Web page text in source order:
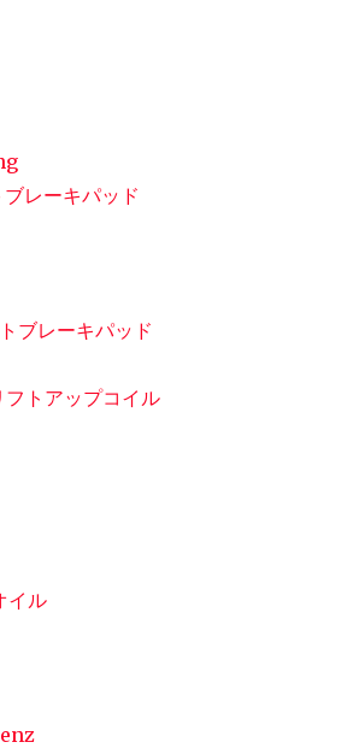
レーキパッド
ブレーキパッド
トアップコイル
イル